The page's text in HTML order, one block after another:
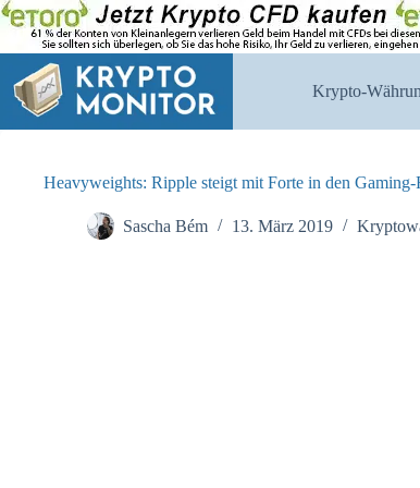
Zum
Inhalt
springen
Krypto-
Heavyweights: Ripple steigt mit Forte in den
Sascha Bém 13. März 2019